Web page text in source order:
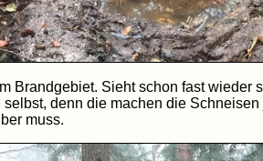
Brandgebiet. Sieht schon fast wieder
denn die machen die
muss.